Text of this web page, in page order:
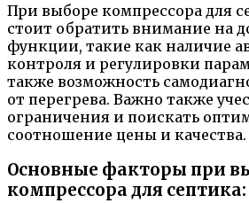
При выборе компрессора для
стоит обратить внимание на
функции, такие как наличие
контроля и регулировки
также возможность
от перегрева. Важно также
ограничения и поискать
соотношение цены и качества.
Основные факторы при
компрессора для септика: